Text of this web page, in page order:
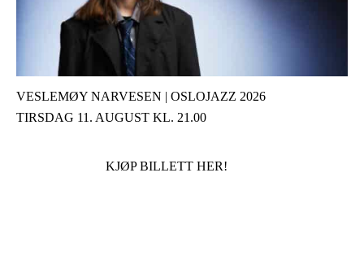
VESLEMØY NARVESEN | OSLOJAZZ 2026
TIRSDAG 11. AUGUST KL. 21.00
KJØP BILLETT HER!